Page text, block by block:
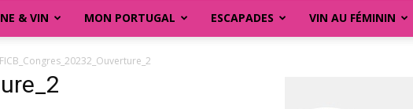
& VIN MON PORTUGAL ESCAPADES VIN AU FÉMININ
FICB_Congres_20232_Ouverture_2